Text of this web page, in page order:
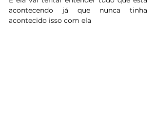
acontecendo já que nunca tinha
acontecido isso com ela